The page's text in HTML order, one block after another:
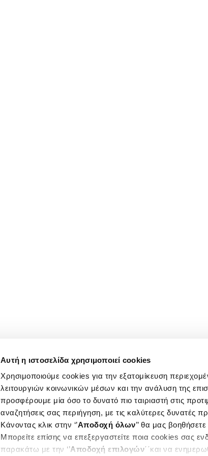
Αυτή η ιστοσελίδα χρησιμοποιεί cookies
Χρησιμοποιούμε cookies για την εξατομίκευση
λειτουργιών κοινωνικών μέσων και την ανάλυση της
προσφέρουμε μία όσο το δυνατό πιο ταιριαστή στις
αναζητήσεις σας περιήγηση, με τις καλύτερες δυνατές
Κάνοντας κλικ στην ‘’Αποδοχή όλων’’ θα μας
Μπορείτε επίσης να επεξεργαστείτε ποια cookies σας
παρακάτω με την ‘’Αποδοχή επιλογών΄΄και να